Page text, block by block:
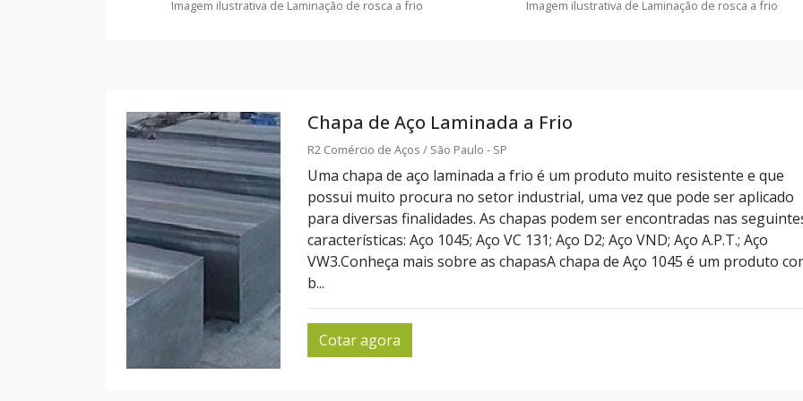
Imagem ilustrativa de Laminação de rosca a frio Imagem ilustrativa de Laminação de rosca a frio
Chapa de Aço Laminada a Frio
R2 Comércio de Aços / São Paulo - SP
Uma chapa de aço laminada a frio é um produto muito resistente e que
possui muito procura no setor industrial, uma vez que pode ser aplicado
para diversas finalidades. As chapas podem ser encontradas nas
características: Aço 1045; Aço VC 131; Aço D2; Aço VND; Aço A.P.T.; Aço
VW3.Conheça mais sobre as chapasA chapa de Aço 1045 é um produto
b...
Cotar agora